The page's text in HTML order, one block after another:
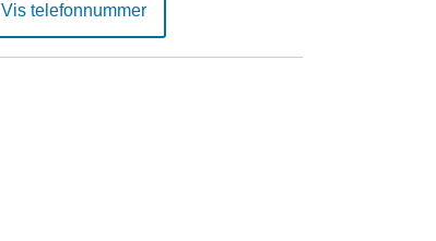
Vis telefonnummer